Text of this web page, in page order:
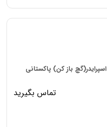
اسپرایدر(گچ باز کن) پاکستانی
تماس بگیرید